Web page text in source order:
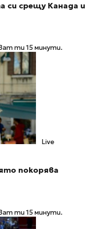
си срещу Канада и
ти 15 минути.
Live
покорява
ти 15 минути.